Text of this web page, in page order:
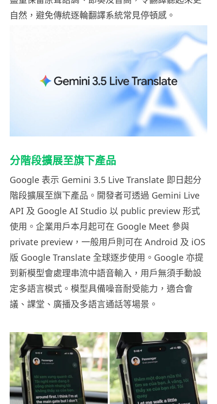
自然，避免傳統逐輪翻譯系統常見停頓感。
分階段擴展至旗下產品
Google 表示 Gemini 3.5 Live Translate 即日起分
階段擴展至旗下產品。開發者可透過 Gemini Live
API 及 Google AI Studio 以 public preview 形式
使用。企業用戶本月起可在 Google Meet 參與
private preview，一般用戶則可在 Android 及 iOS
版 Google Translate 全球逐步使用。Google 亦提
到新模型會處理串流中語音輸入，用戶無須手動設
定多語言模式。模型具備噪音耐受能力，適合會
議、課堂、廣播及多語言通話等場景。